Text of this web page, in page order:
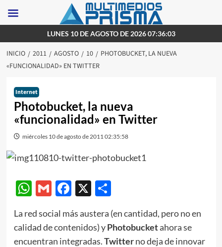
al
contenido
LUNES 10 DE AGOSTO DE 2026 07:36:03
INICIO 2011 AGOSTO 10
PHOTOBUCKET, LA NUEVA
«FUNCIONALIDAD» EN TWITTER
Internet
Photobucket, la nueva
«funcionalidad» en Twitter
miércoles 10 de agosto de 2011 02:35:58
WhatsApp
GmailFacebook
X Compartir
La red social más austera (en cantidad, pero no en
calidad de contenidos) yPhotobucketahora se
encuentran integradas.Twitterno deja de innovar